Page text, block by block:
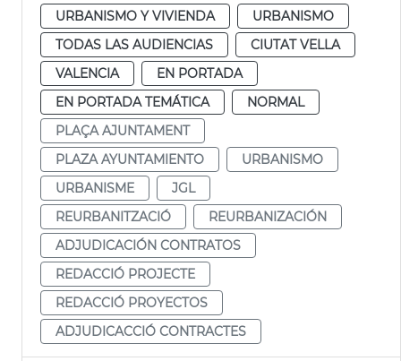
URBANISMO Y VIVIENDA
URBANISMO
TODAS LAS AUDIENCIAS
CIUTAT VELLA
VALENCIA
EN PORTADA
EN PORTADA TEMÁTICA
NORMAL
PLAÇA AJUNTAMENT
PLAZA AYUNTAMIENTO
URBANISMO
URBANISME
JGL
REURBANITZACIÓ
REURBANIZACIÓN
ADJUDICACIÓN CONTRATOS
REDACCIÓ PROJECTE
REDACCIÓ PROYECTOS
ADJUDICACCIÓ CONTRACTES